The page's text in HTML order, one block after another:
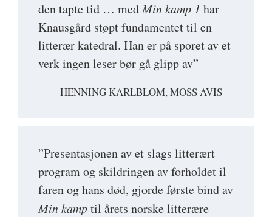
den tapte tid … medMin kamp 1 har
Knausgård støpt fundamentet til en
litterær katedral. Han er på sporet av et
verk ingen leser bør gå glipp av”
HENNING KARLBLOM, MOSS AVIS
”Presentasjonen av et slags litterært
program og skildringen av forholdet il
faren og hans død, gjorde første bind av
Min kamptil årets norske litterære